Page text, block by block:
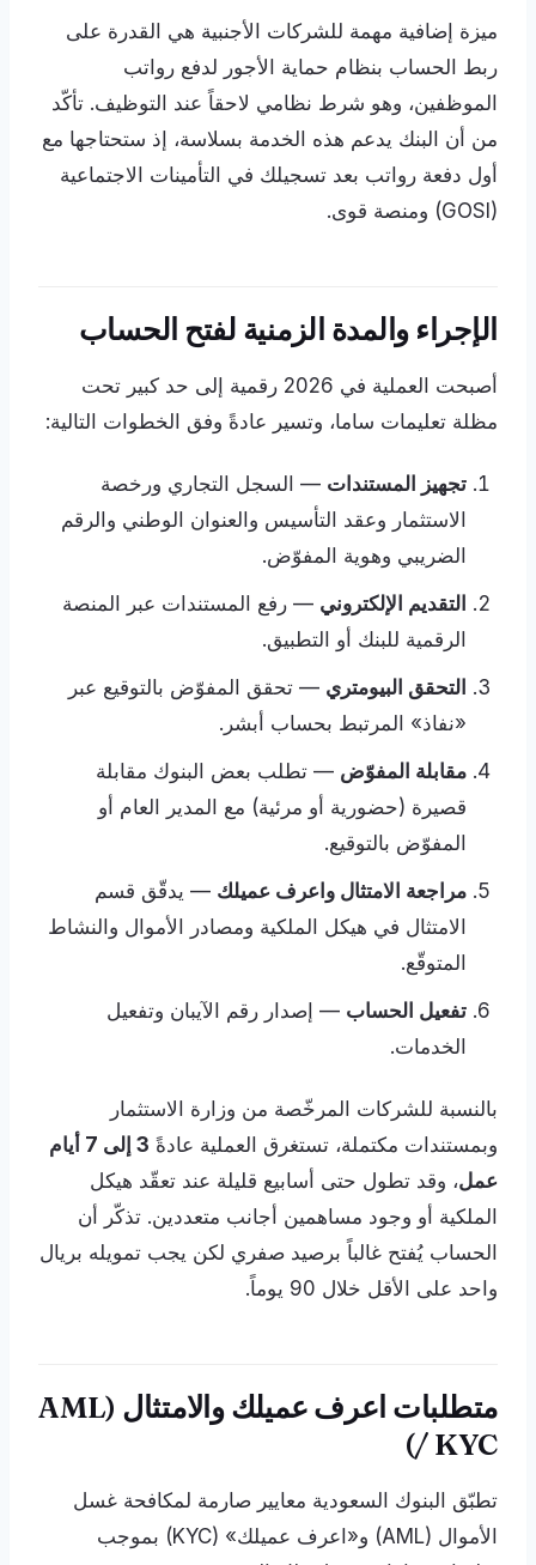
ميزة إضافية مهمة للشركات الأجنبية هي القدرة على
ربط الحساب بنظام حماية الأجور لدفع رواتب
الموظفين، وهو شرط نظامي لاحقاً عند التوظيف. تأكّد
من أن البنك يدعم هذه الخدمة بسلاسة، إذ ستحتاجها مع
أول دفعة رواتب بعد تسجيلك في التأمينات الاجتماعية
(GOSI) ومنصة قوى.
الإجراء والمدة الزمنية لفتح الحساب
أصبحت العملية في 2026 رقمية إلى حد كبير تحت
مظلة تعليمات ساما، وتسير عادةً وفق الخطوات التالية:
تجهيز المستندات — السجل التجاري ورخصة
الاستثمار وعقد التأسيس والعنوان الوطني والرقم
الضريبي وهوية المفوّض.
التقديم الإلكتروني — رفع المستندات عبر المنصة
الرقمية للبنك أو التطبيق.
التحقق البيومتري — تحقق المفوّض بالتوقيع عبر
«نفاذ» المرتبط بحساب أبشر.
مقابلة المفوّض — تطلب بعض البنوك مقابلة
قصيرة (حضورية أو مرئية) مع المدير العام أو
المفوّض بالتوقيع.
مراجعة الامتثال واعرف عميلك — يدقّق قسم
الامتثال في هيكل الملكية ومصادر الأموال والنشاط
المتوقّع.
تفعيل الحساب — إصدار رقم الآيبان وتفعيل
الخدمات.
بالنسبة للشركات المرخّصة من وزارة الاستثمار
وبمستندات مكتملة، تستغرق العملية عادةً
3 إلى 7 أيام
عمل، وقد تطول حتى أسابيع قليلة عند تعقّد هيكل
الملكية أو وجود مساهمين أجانب متعددين. تذكّر أن
الحساب يُفتح غالباً برصيد صفري لكن يجب تمويله بريال
واحد على الأقل خلال 90 يوماً.
متطلبات اعرف عميلك والامتثال (AML
/ KYC)
تطبّق البنوك السعودية معايير صارمة لمكافحة غسل
الأموال (AML) و«اعرف عميلك» (KYC) بموجب